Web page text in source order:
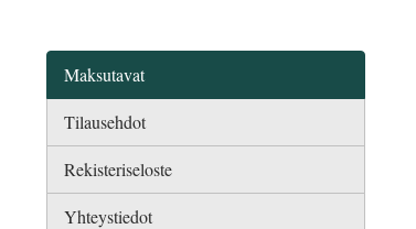
Maksutavat
Tilausehdot
Rekisteriseloste
Yhteystiedot